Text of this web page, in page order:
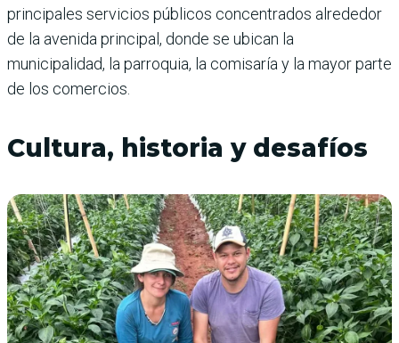
principales servicios públicos concentrados alrededor
de la avenida principal, donde se ubican la
municipalidad, la parroquia, la comisaría y la mayor parte
de los comercios.
Cultura, historia y desafíos